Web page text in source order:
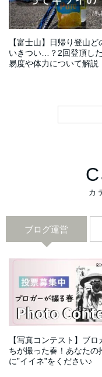
【富士山】日帰り登山ど
いきつい…？2回登頂し
易度や体力について解説
ブログ運営
【写真コンテスト】ブロ
ちが撮った春！あなたの
に”イイネ”をください♪